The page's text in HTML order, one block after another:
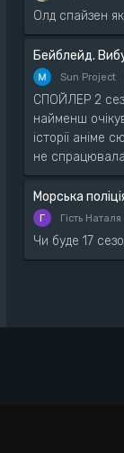
Олд спайзен
Бейблейд.
Sun Project
СПОЙЛЕР 2
найменш
історії аніме
не
Морська
Г Гість Наталя
Чи буде 17